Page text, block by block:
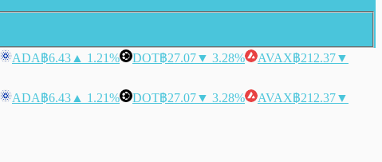
ADA฿6.43 ▲ 1.21% DOT฿27.07▼ 3.28% AVAX฿212.37▼
ADA฿6.43 ▲ 1.21% DOT฿27.07▼ 3.28% AVAX฿212.37▼